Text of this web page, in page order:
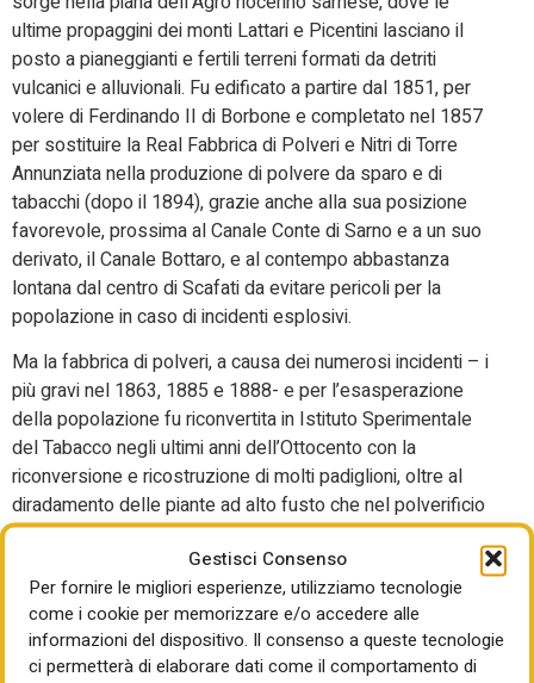
Gestisci Consenso
Per fornire le migliori esperienze, utilizziamo tecnologie
come i cookie per memorizzare e/o accedere alle
informazioni del dispositivo. Il consenso a queste tecnologie
ci permetterà di elaborare dati come il comportamento di
ultime propaggini dei monti Lattari e Picentini lasciano il
posto a pianeggianti e fertili terreni formati da detriti
vulcanici e alluvionali. Fu edificato a partire dal 1851, per
volere di Ferdinando II di Borbone e completato nel 1857
per sostituire la Real Fabbrica di Polveri e Nitri di Torre
Annunziata nella produzione di polvere da sparo e di
tabacchi (dopo il 1894), grazie anche alla sua posizione
favorevole, prossima al Canale Conte di Sarno e a un suo
derivato, il Canale Bottaro, e al contempo abbastanza
lontana dal centro di Scafati da evitare pericoli per la
popolazione in caso di incidenti esplosivi.
Ma la fabbrica di polveri, a causa dei numerosi incidenti – i
più gravi nel 1863, 1885 e 1888- e per l’esasperazione
della popolazione fu riconvertita in Istituto Sperimentale
del Tabacco negli ultimi anni dell’Ottocento con la
riconversione e ricostruzione di molti padiglioni, oltre al
diradamento delle piante ad alto fusto che nel polverificio
svolgevano con le loro chiome anche una funzione di
contenimento alla propagazione del fuoco in caso di
esplosioni, e, a partire dagli anni Sessanta del Novecento,
venne a costituire, con la demolizione di gran parte del lato
est del muro di cinta, di molti padiglioni originari e con
l’edificazione di nuovi edifici direzionali, ricettivi e produttivi